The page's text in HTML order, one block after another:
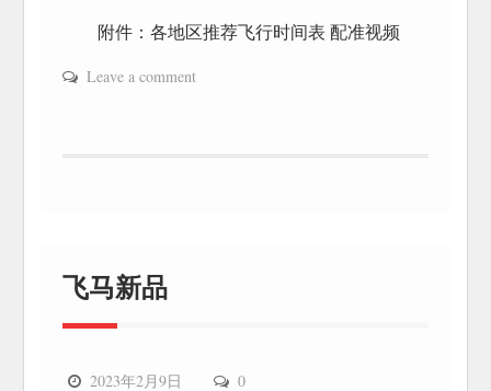
附件：各地区推荐飞行时间表 配准视频
Leave a comment
飞马新品
2023年2月9日 0